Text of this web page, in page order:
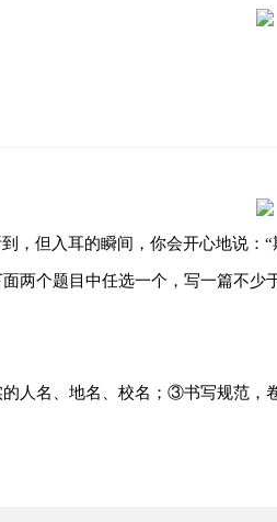
，是全省最大的文化遗产收藏、
物大联展”活动中，文物“龙形觥”
现在公众面前。人们在一次次穿
，但入耳的瞬间，你会开心地说：
两个题目中任选一个，写一篇不少
人名、地名、校名；③书写规范，卷